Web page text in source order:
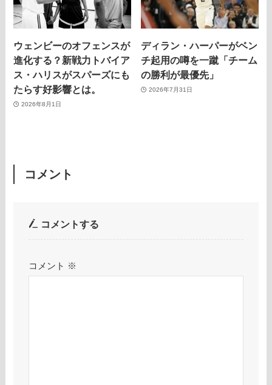
ウェンビーのオフェンスが
進化する？新戦力トバイア
ス・ハリスがスパーズにも
たらす好影響とは。
2026年8月1日
ディラン・ハーパーがベン
チ起用の噂を一蹴「チーム
の勝利が最優先」
2026年7月31日
コメント
コメントする
コメント ※